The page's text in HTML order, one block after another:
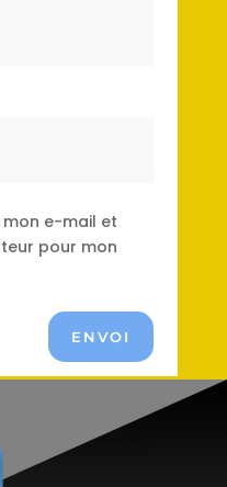
mon e-mail et
pour mon
ENVOI